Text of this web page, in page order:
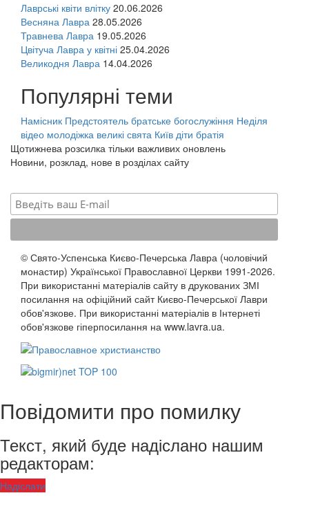
Лаврські квіти влітку 20.06.2026
Весняна Лавра 28.05.2026
Травнева Лавра 19.05.2026
Цвітуча Лавра у квітні 25.04.2026
Великодня Лавра 14.04.2026
Популярні теми
Намісник Предстоятель братське богослужіння Неділя
відео молодіжка великі свята Київ діти братія
Щотижнева розсилка тільки важливих оновлень
Новини, розклад, нове в розділах сайту
© Свято-Успенська Києво-Печерська Лавра (чоловічий
монастир) Української Православної Церкви 1991-2026.
При використанні матеріалів сайту в друкованих ЗМІ
посилання на офіційний сайт Києво-Печерської Лаври
обов'язкове. При використанні матеріалів в Інтернеті
обов'язкове гіперпосилання на www.lavra.ua.
Повідомити про помилку
Текст, який буде надіслано нашим
редакторам:
Надіслати